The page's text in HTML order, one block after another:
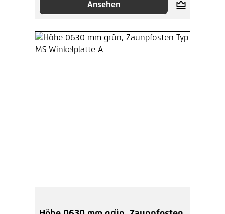
Ansehen